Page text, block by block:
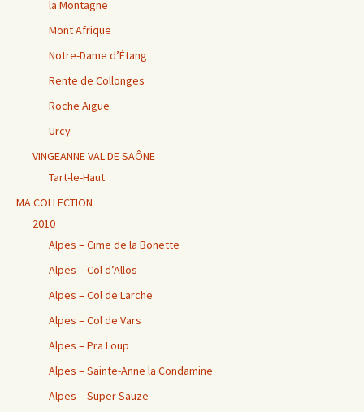
la Montagne
Mont Afrique
Notre-Dame d’Étang
Rente de Collonges
Roche Aigüe
Urcy
VINGEANNE VAL DE SAÔNE
Tart-le-Haut
MA COLLECTION
2010
Alpes – Cime de la Bonette
Alpes – Col d’Allos
Alpes – Col de Larche
Alpes – Col de Vars
Alpes – Pra Loup
Alpes – Sainte-Anne la Condamine
Alpes – Super Sauze